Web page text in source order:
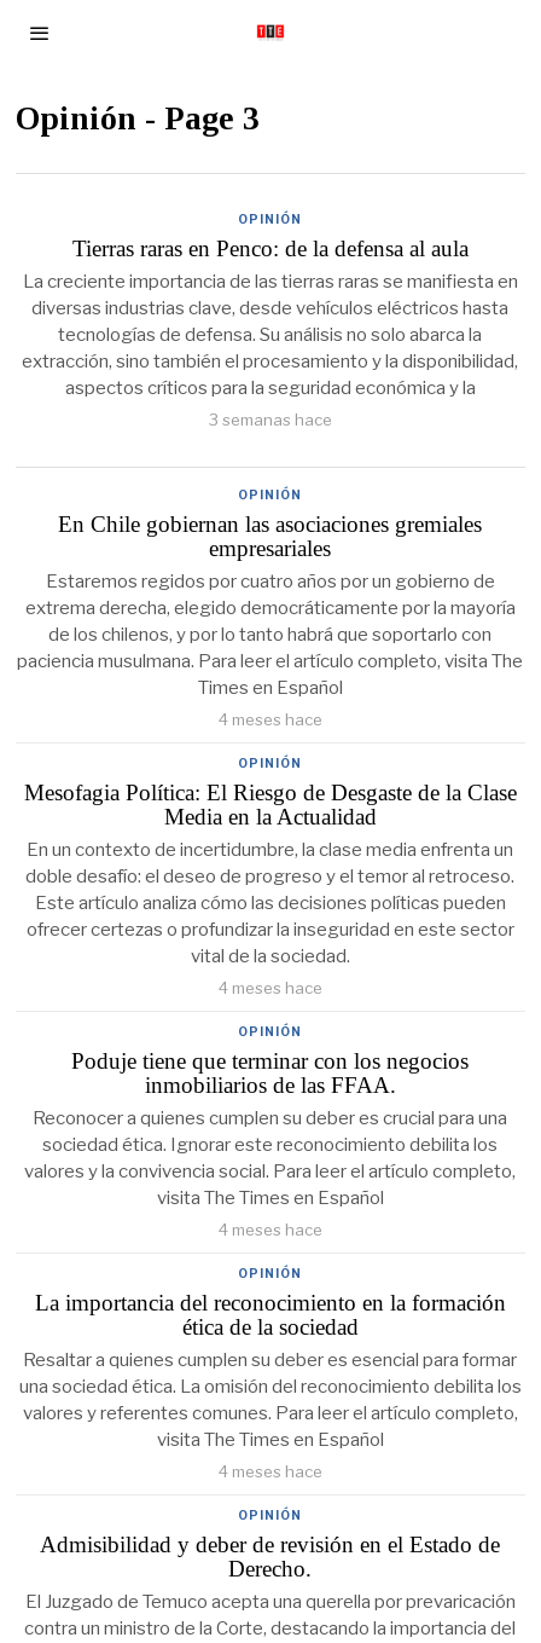
Opinión - Page 3
OPINIÓN
Tierras raras en Penco: de la defensa al aula
La creciente importancia de las tierras raras se manifiesta en
diversas industrias clave, desde vehículos eléctricos hasta
tecnologías de defensa. Su análisis no solo abarca la
extracción, sino también el procesamiento y la disponibilidad,
aspectos críticos para la seguridad económica y la
3 semanas hace
OPINIÓN
En Chile gobiernan las asociaciones gremiales
empresariales
Estaremos regidos por cuatro años por un gobierno de
extrema derecha, elegido democráticamente por la mayoría
de los chilenos, y por lo tanto habrá que soportarlo con
paciencia musulmana. Para leer el artículo completo, visita The
Times en Español
4 meses hace
OPINIÓN
Mesofagia Política: El Riesgo de Desgaste de la Clase
Media en la Actualidad
En un contexto de incertidumbre, la clase media enfrenta un
doble desafío: el deseo de progreso y el temor al retroceso.
Este artículo analiza cómo las decisiones políticas pueden
ofrecer certezas o profundizar la inseguridad en este sector
vital de la sociedad.
4 meses hace
OPINIÓN
Poduje tiene que terminar con los negocios
inmobiliarios de las FFAA.
Reconocer a quienes cumplen su deber es crucial para una
sociedad ética. Ignorar este reconocimiento debilita los
valores y la convivencia social. Para leer el artículo completo,
visita The Times en Español
4 meses hace
OPINIÓN
La importancia del reconocimiento en la formación
ética de la sociedad
Resaltar a quienes cumplen su deber es esencial para formar
una sociedad ética. La omisión del reconocimiento debilita los
valores y referentes comunes. Para leer el artículo completo,
visita The Times en Español
4 meses hace
OPINIÓN
Admisibilidad y deber de revisión en el Estado de
Derecho.
El Juzgado de Temuco acepta una querella por prevaricación
contra un ministro de la Corte, destacando la importancia del